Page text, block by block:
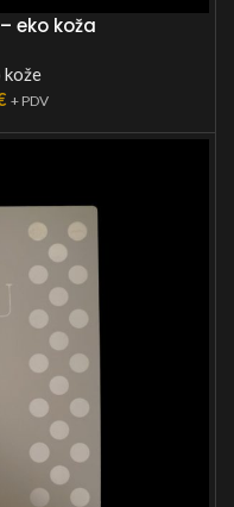
eko koža
kože
+ PDV